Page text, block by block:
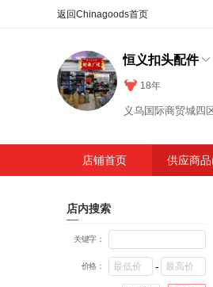
恒义扣头配件
18年
义乌国际商贸城四
店铺首页 供应商
店内搜索
关键字：
价格： -